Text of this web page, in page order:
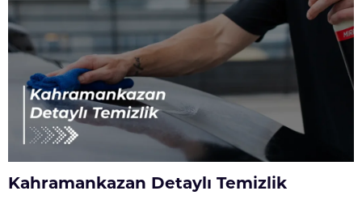
Kahramankazan Detaylı Temizlik